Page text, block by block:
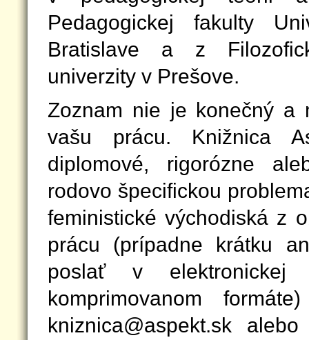
Pedagogickej fakulty
Bratislave a z
univerzity v Prešove.
Zoznam nie je konečný a
vašu prácu. Knižnica
diplomové, rigorózne
rodovo špecifickou
feministické východiská z
prácu (prípadne krátku
poslať v elektronickej
komprimovanom
kniznica@aspekt.sk